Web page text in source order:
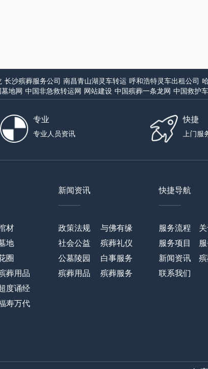
长沙殡葬服务公司 南昌青山湖灵车转运 呼和浩特灵车出租公司
地网 中国非急救转运网 网站建设 中国殡葬一条龙网 中国救护
专业
专业人员资讯
快捷
上门服
材
地
圈
葬用品
度诵经
寿万代
新闻资讯
——
政策法规
与佛有缘
社会公益
殡葬礼仪
公墓陵园
白事服务
殡葬用品
殡葬服务
快捷导航
——
服务流程
服务项目
新闻资讯
联系我们